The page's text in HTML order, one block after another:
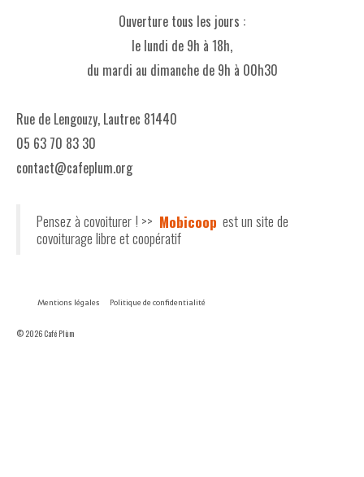
Ouverture tous les jours :
le lundi de 9h à 18h,
du mardi au dimanche de 9h à 00h30
Rue de Lengouzy, Lautrec 81440
05 63 70 83 30
contact@cafeplum.org
Pensez à covoiturer ! >> Mobicoop est un site de
covoiturage libre et coopératif
Mentions légales Politique de confidentialité
© 2026 Café Plùm